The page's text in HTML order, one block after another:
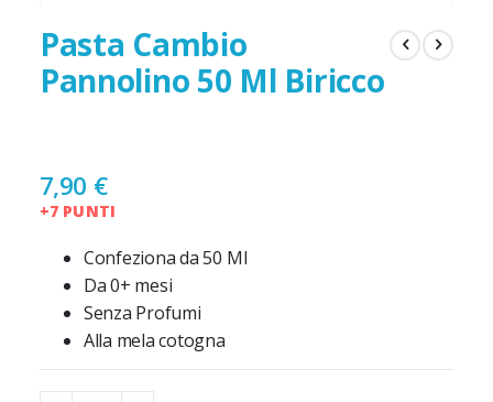
Pasta Cambio
Pannolino 50 Ml Biricco
7,90 €
+7 PUNTI
Confeziona da 50 Ml
Da 0+ mesi
Senza Profumi
Alla mela cotogna